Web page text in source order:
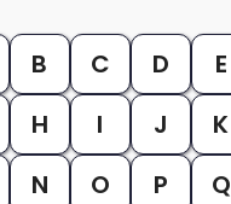
B C D E
H I J K
N O P Q